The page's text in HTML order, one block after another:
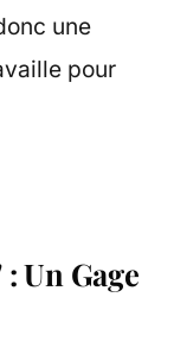
une
pour
Un Gage